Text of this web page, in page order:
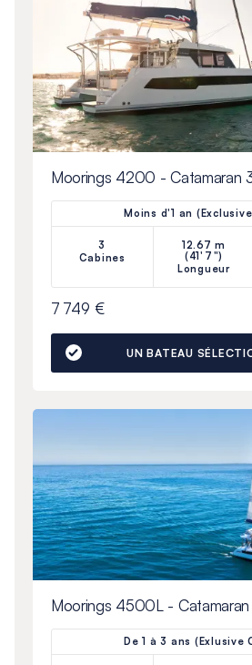
Moorings 4200 - Catamaran
Moins d'1 an
3
Cabines
12.67 m
(41'7")
Longueur
7 749 €
UN BATEAU
Moorings 4500L -
De 1 à 3 ans (Exlusive